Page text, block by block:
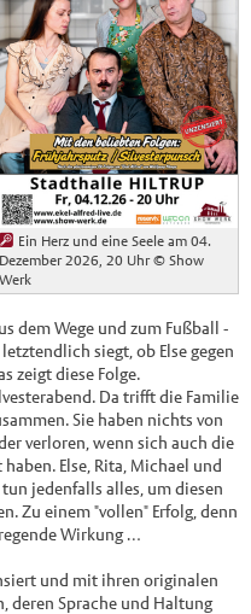
Ein Herz und eine Seele am 04.
Dezember 2026, 20 Uhr © Show
Werk
dem Wege und zum Fußball -
siegt, ob Else gegen
zeigt diese Folge.
Da trifft die Familie
Sie haben nichts von
verloren, wenn sich auch die
Else, Rita, Michael und
jedenfalls alles, um diesen
Zu einem "vollen" Erfolg, denn
Wirkung …
und mit ihren originalen
deren Sprache und Haltung